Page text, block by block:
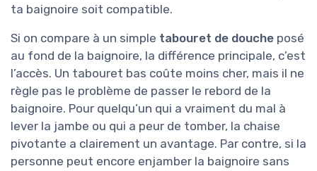
ta baignoire soit compatible.
Si on compare à un simple tabouret de douche posé
au fond de la baignoire, la différence principale, c’est
l’accès. Un tabouret bas coûte moins cher, mais il ne
règle pas le problème de passer le rebord de la
baignoire. Pour quelqu’un qui a vraiment du mal à
lever la jambe ou qui a peur de tomber, la chaise
pivotante a clairement un avantage. Par contre, si la
personne peut encore enjamber la baignoire sans